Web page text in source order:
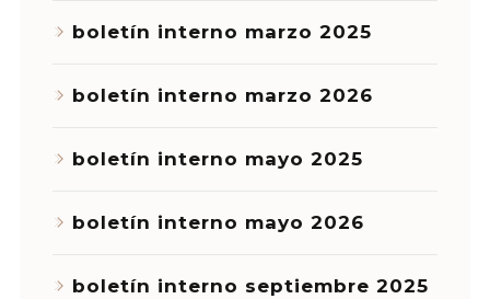
boletín interno marzo 2025
boletín interno marzo 2026
boletín interno mayo 2025
boletín interno mayo 2026
boletín interno septiembre 2025